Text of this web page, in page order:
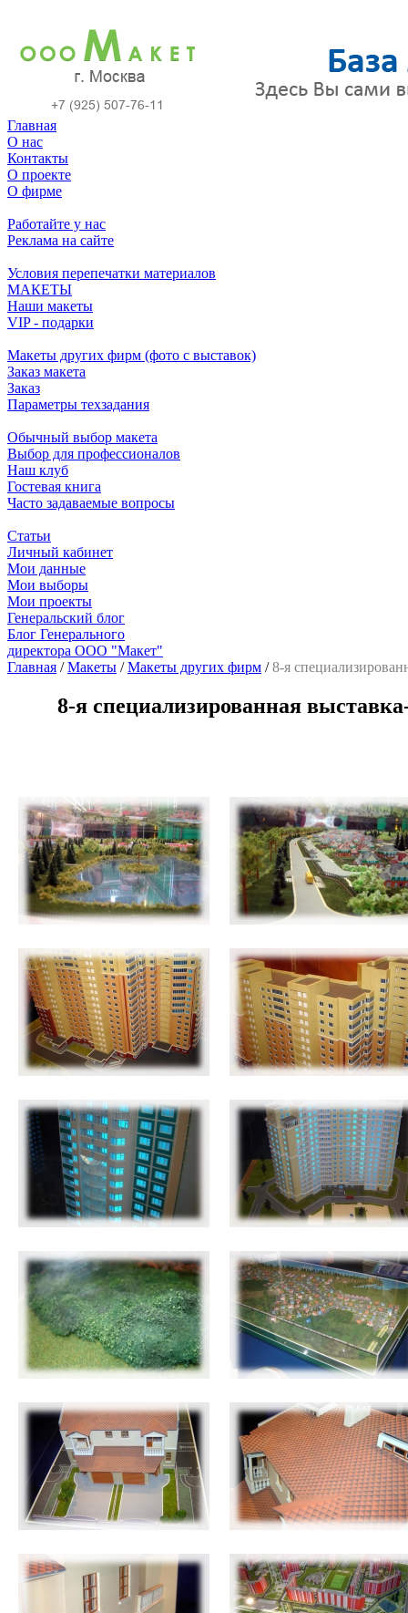
Главная
О нас
Контакты
О проекте
О фирме
Работайте у нас
Реклама на сайте
Условия перепечатки материалов
МАКЕТЫ
Наши макеты
VIP - подарки
Макеты других фирм (фото с выставок)
Заказ макета
Заказ
Параметры техзадания
Обычный выбор макета
Выбор для профессионалов
Наш клуб
Гостевая книга
Часто задаваемые вопросы
Статьи
Личный кабинет
Мои данные
Мои выборы
Мои проекты
Генеральский блог
Блог Генерального
директора ООО "Макет"
Главная /Макеты /Макеты других фирм /8-я
8-я специализированная